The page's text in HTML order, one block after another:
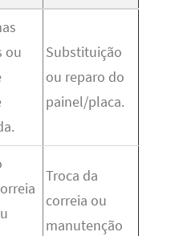
ou
Substituição
ou reparo do
painel/placa.
Troca da
correia ou
manutenção